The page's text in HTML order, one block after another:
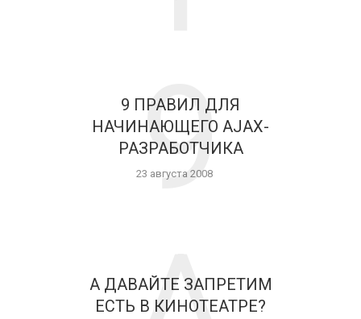
9 ПРАВИЛ ДЛЯ
НАЧИНАЮЩЕГО AJAX-
РАЗРАБОТЧИКА
23 августа 2008
9
А ДАВАЙТЕ ЗАПРЕТИМ
ЕСТЬ В КИНОТЕАТРЕ?